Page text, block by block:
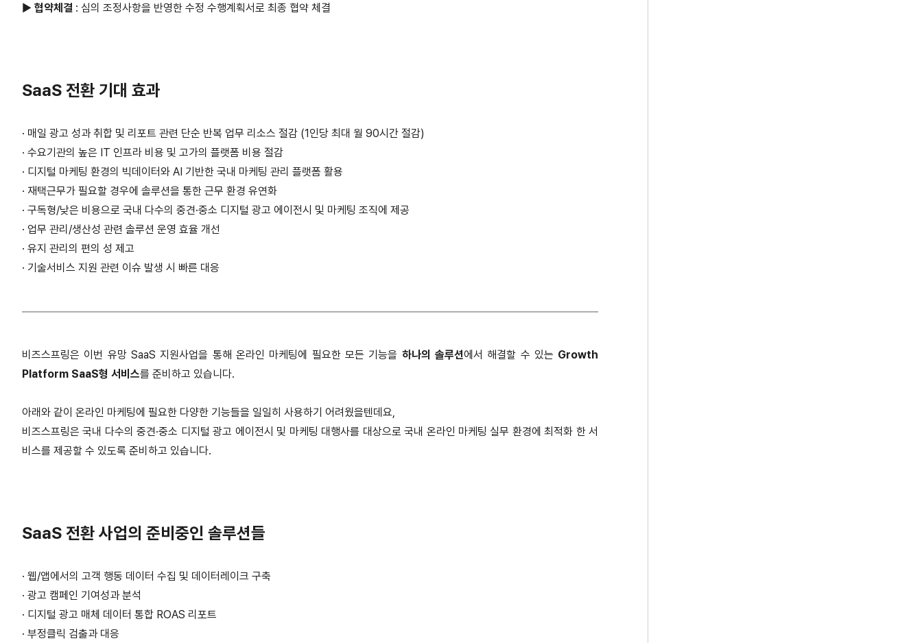
▶ 협약체결 : 심의 조정사항을 반영한 수정 수행계획서로 최종 협약 체결
SaaS 전환 기대 효과
· 매일 광고 성과 취합 및 리포트 관련 단순 반복 업무 리소스 절감 (1인당 최대 월 90시간 절감)
· 수요기관의 높은 IT 인프라 비용 및 고가의 플랫폼 비용 절감
· 디지털 마케팅 환경의 빅데이터와 AI 기반한 국내 마케팅 관리 플랫폼 활용
· 재택근무가 필요할 경우에 솔루션을 통한 근무 환경 유연화
· 구독형/낮은 비용으로 국내 다수의 중견·중소 디지털 광고 에이전시 및 마케팅 조직에 제공
· 업무 관리/생산성 관련 솔루션 운영 효율 개선
· 유지 관리의 편의 성 제고
· 기술서비스 지원 관련 이슈 발생 시 빠른 대응
비즈스프링은 이번 유망 SaaS 지원사업을 통해 온라인 마케팅에 필요한 모든 기능을 하나의 솔루션에서 해결할 수 있는 Growth
Platform SaaS형 서비스를 준비하고 있습니다.
아래와 같이 온라인 마케팅에 필요한 다양한 기능들을 일일히 사용하기 어려웠을텐데요,
비즈스프링은 국내 다수의 중견·중소 디지털 광고 에이전시 및 마케팅 대행사를 대상으로국내 온라인 마케팅 실무 환경에 최적화 한 서
비스를 제공할 수 있도록 준비하고 있습니다.
SaaS 전환 사업의 준비중인 솔루션들
· 웹/앱에서의 고객 행동 데이터 수집 및 데이터레이크 구축
· 광고 캠페인 기여성과 분석
· 디지털 광고 매체 데이터 통합 ROAS 리포트
· 부정클릭 검출과 대응